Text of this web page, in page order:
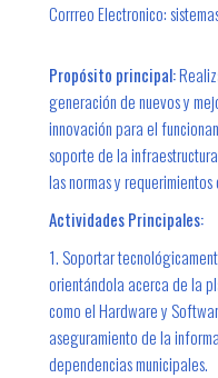
Corrreo Electronico:
Propósito principal:
generación de nuevos y
innovación para el
soporte de la
las normas y
Actividades Principales:
1. Soportar
orientándola acerca de la
como el Hardware y
aseguramiento de la
dependencias municipales.